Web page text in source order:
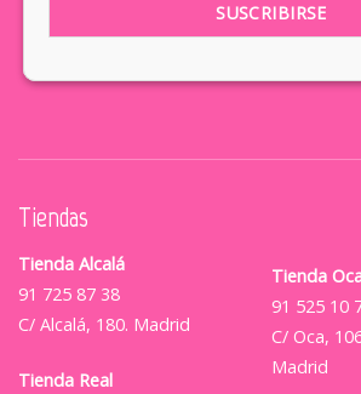
Tiendas
Tienda Alcalá
91 725 87 38
C/ Alcalá, 180. Madrid
Tienda Real
Tienda
91 525 10
C/ Oca,
Madrid